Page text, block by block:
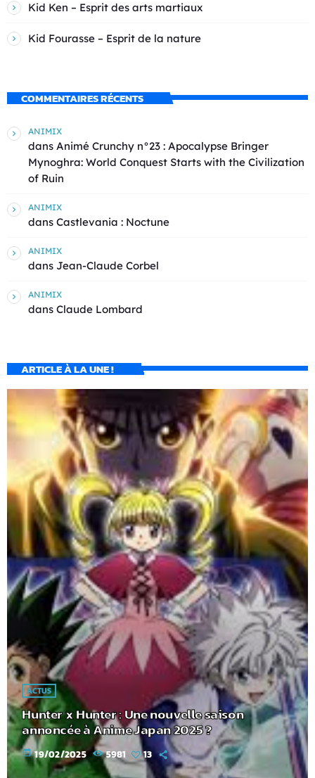
Kid Ken – Esprit des arts martiaux
Kid Fourasse – Esprit de la nature
COMMENTAIRES RÉCENTS
ANIMIX
dans Animé Crunchy n°23 : Apocalypse Bringer
Mynoghra: World Conquest Starts with the Civilization
of Ruin
ANIMIX
dans Castlevania : Noctune
ANIMIX
dans Jean-Claude Corbel
ANIMIX
dans Claude Lombard
ARTICLE À LA UNE !
ACTUS
Hunter x Hunter : Une nouvelle saison
annoncée à Anime Japan 2025 ?
today 19/02/2025 5981 13